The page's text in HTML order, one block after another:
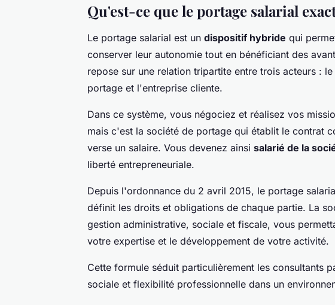
Qu'est-ce que le portage salarial
Le portage salarial est un dispositif hybride qui
conserver leur autonomie tout en bénéficiant des
repose sur une relation tripartite entre trois acteurs :
portage et l'entreprise cliente.
Dans ce système, vous négociez et réalisez vos
mais c'est la société de portage qui établit le contrat
verse un salaire. Vous devenez ainsi salarié de la
liberté entrepreneuriale.
Depuis l'ordonnance du 2 avril 2015, le portage
définit les droits et obligations de chaque partie. La
gestion administrative, sociale et fiscale, vous
votre expertise et le développement de votre activité.
Cette formule séduit particulièrement les consultants
sociale et flexibilité professionnelle dans un